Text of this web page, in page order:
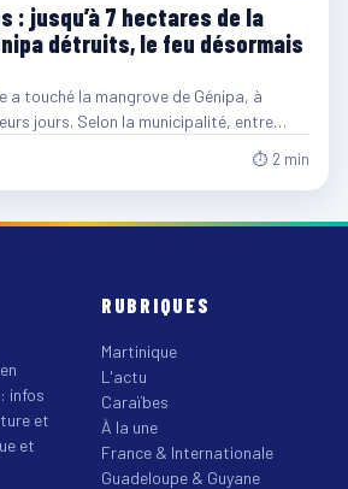
: jusqu’à 7 hectares de la
détruits, le feu désormais
a touché la mangrove de Génipa, à
jours. Selon la municipalité, entre…
⏱ 2 min
infos
et
et
RUBRIQUES
Martinique
L'actu
Caraïbes
À la une
France & Internationale
Guadeloupe & Guyane